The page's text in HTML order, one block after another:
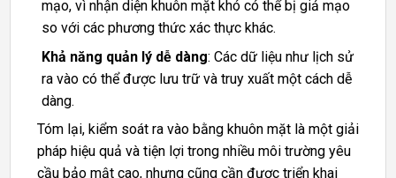
mạo, vì nhận diện khuôn mặt khó có thể bị giả mạo
so với các phương thức xác thực khác.
Khả năng quản lý dễ dàng: Các dữ liệu như lịch sử
ra vào có thể được lưu trữ và truy xuất một cách dễ
dàng.
Tóm lại, kiểm soát ra vào bằng khuôn mặt là một giải
pháp hiệu quả và tiện lợi trong nhiều môi trường yêu
cầu bảo mật cao, nhưng cũng cần được triển khai